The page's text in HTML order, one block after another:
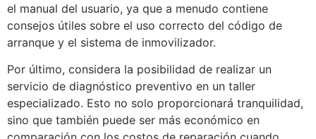
el manual del usuario, ya que a menudo contiene
consejos útiles sobre el uso correcto del código de
arranque y el sistema de inmovilizador.
Por último, considera la posibilidad de realizar un
servicio de diagnóstico preventivo en un taller
especializado. Esto no solo proporcionará tranquilidad,
sino que también puede ser más económico en